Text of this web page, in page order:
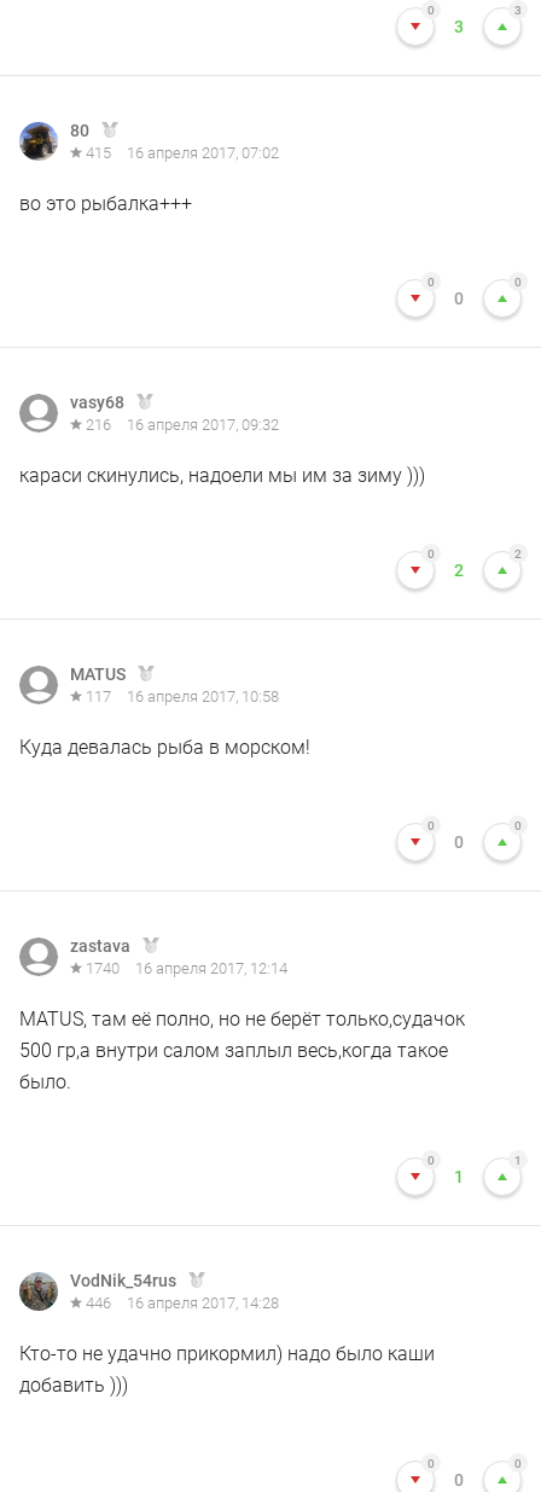
0
3
3
80
415 16 апреля 2017, 07:02
во это рыбалка+++
0
0
0
vasy68
216 16 апреля 2017, 09:32
караси скинулись, надоели мы им за зиму )))
0
2
2
MATUS
117 16 апреля 2017, 10:58
Куда девалась рыба в морском!
0
0
0
zastava
1740 16 апреля 2017, 12:14
MATUS, там её полно, но не берёт только,судачок
500 гр,а внутри салом заплыл весь,когда такое
было.
0
1
1
VodNik_54rus
446 16 апреля 2017, 14:28
Кто-то не удачно прикормил) надо было каши
добавить )))
0
0
0